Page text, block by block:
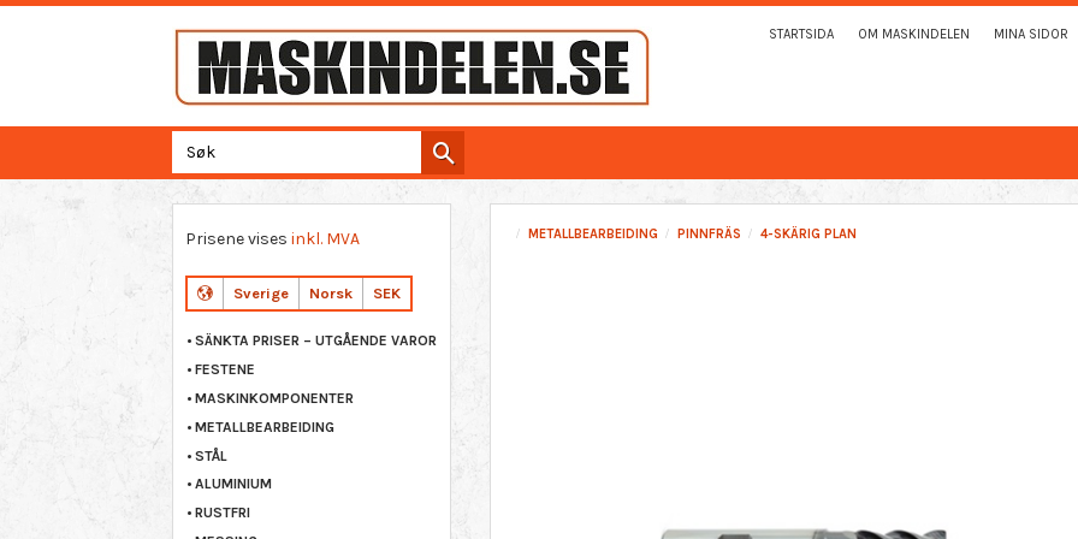
STARTSIDA OM MASKINDELEN MINA SIDOR
METALLBEARBEIDING PINNFRÄS 4-SKÄRIG PLAN
Prisene vises inkl. MVA
Sverige Norsk SEK
SÄNKTA PRISER – UTGÅENDE VAROR
FESTENE
MASKINKOMPONENTER
METALLBEARBEIDING
STÅL
ALUMINIUM
RUSTFRI